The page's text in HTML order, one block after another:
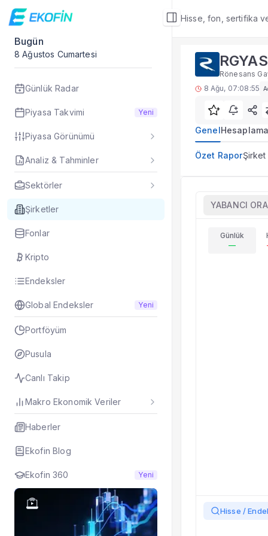
Hisse, fon, sertifika
Bugün
8 Ağustos Cumartesi
Günlük Radar
Piyasa Takvimi Yeni
Piyasa Görünümü
Analiz & Tahminler
Sektörler
Şirketler
Fonlar
Kripto
Endeksler
Global Endeksler Yeni
Portföyüm
Pusula
Canlı Takip
Makro Ekonomik Veriler
Haberler
Ekofin Blog
Ekofin 360 Yeni
Şirket Detay
Özet Rapor
RGYAS hisse
Sık Sorulan
RGYAS özet rapor
RGYAS hissesi
Özet Rapor,
Özet Rapor
Aracı Kurum
RGYAS
Rönesans
8 Ağu, 07:08:55
Genel
Özet RaporŞirket
Rönesans
YABANCI
Günlük
—
Hisse /